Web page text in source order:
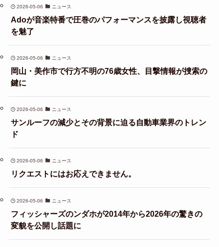
2026-05-06 ニュース
Adoが音楽特番で圧巻のパフォーマンスを披露し視聴者
を魅了
2026-05-06 ニュース
岡山・美作市で行方不明の76歳女性、目撃情報が捜索の
鍵に
2026-05-06 ニュース
サンルーフの減少とその背景に迫る自動車業界のトレン
ド
2026-05-06 ニュース
リクエストにはお応えできません。
2026-05-06 ニュース
フィッシャーズのンダホが2014年から2026年の驚きの
変貌を公開し話題に